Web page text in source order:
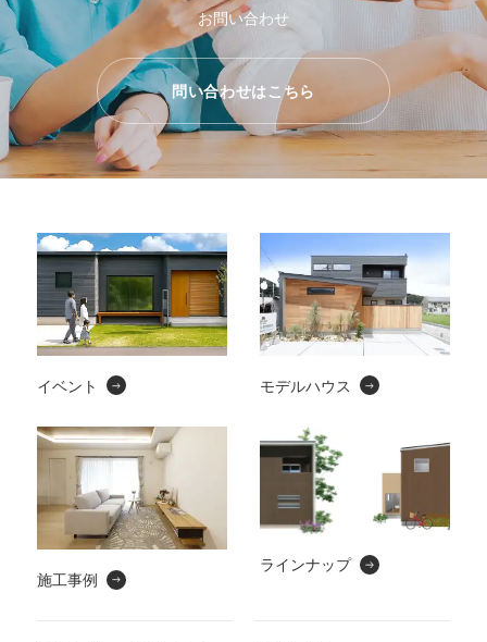
お問い合わせ
問い合わせはこちら
イベント モデルハウス
施工事例
ラインナップ